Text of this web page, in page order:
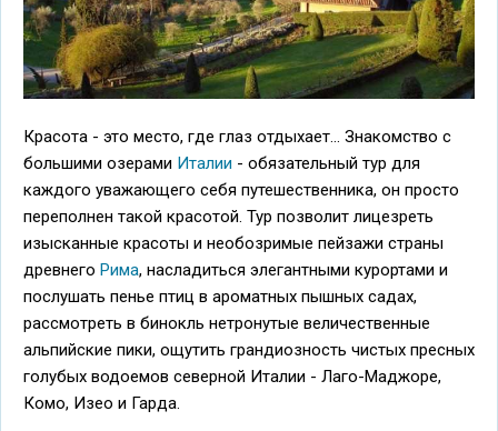
Красота - это место, где глаз отдыхает... Знакомство с
большими озерами Италии - обязательный тур для
каждого уважающего себя путешественника, он просто
переполнен такой красотой. Тур позволит лицезреть
изысканные красоты и необозримые пейзажи страны
древнего Рима, насладиться элегантными курортами и
послушать пенье птиц в ароматных пышных садах,
рассмотреть в бинокль нетронутые величественные
альпийские пики, ощутить грандиозность чистых пресных
голубых водоемов северной Италии - Лаго-Маджоре,
Комо, Изео и Гарда.